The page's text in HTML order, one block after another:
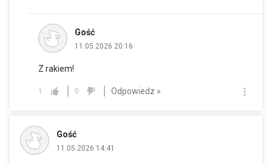
Gość
11.05.2026 20:16
Z rakiem!
1 0 Odpowiedz »
Gość
11.05.2026 14:41